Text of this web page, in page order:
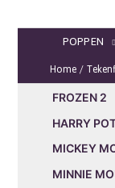
naar
POPPEN
Home
FROZEN 2
HARRY
MICKEY
MINNIE